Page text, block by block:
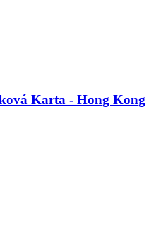
Karta - Hong Kong